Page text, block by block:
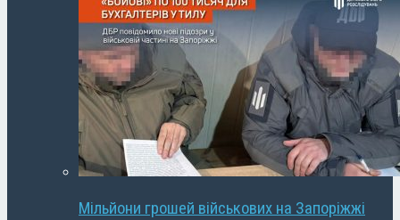
Мільйони грошей військових на Запоріжжі